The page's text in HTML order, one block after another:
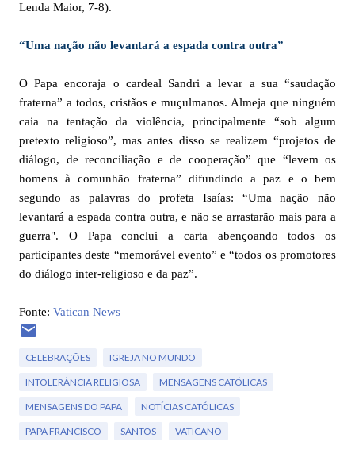
Lenda Maior, 7-8).
“Uma nação não levantará a espada contra outra”
O Papa encoraja o cardeal Sandri a levar a sua “saudação
fraterna” a todos, cristãos e muçulmanos. Almeja que ninguém
caia na tentação da violência, principalmente “sob algum
pretexto religioso”, mas antes disso se realizem “projetos de
diálogo, de reconciliação e de cooperação” que “levem os
homens à comunhão fraterna” difundindo a paz e o bem
segundo as palavras do profeta Isaías: “Uma nação não
levantará a espada contra outra, e não se arrastarão mais para a
guerra". O Papa conclui a carta abençoando todos os
participantes deste “memorável evento” e “todos os promotores
do diálogo inter-religioso e da paz”.
Fonte: Vatican News
CELEBRAÇÕES IGREJA NO MUNDO
INTOLERÂNCIA RELIGIOSA MENSAGENS CATÓLICAS
MENSAGENS DO PAPA NOTÍCIAS CATÓLICAS
PAPA FRANCISCO SANTOS VATICANO